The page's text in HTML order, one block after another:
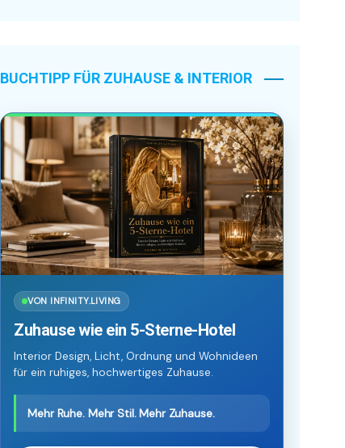
BUCHTIPP FÜR ZUHAUSE & INTERIOR
VON INFINITY.LIVING
Zuhause wie ein 5-Sterne-Hotel
Interior Design, Licht, Ordnung und Wohnideen
für ein ruhiges, hochwertiges Zuhause.
Mehr Ruhe. Mehr Stil. Mehr Zuhause.